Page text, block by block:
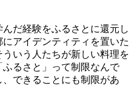
だ経験をふるさとに還元し
アイデンティティを置いた
いう人たちが新しい料理を
るさと」って制限なんで
できることにも制限があ